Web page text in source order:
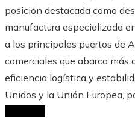
posición destacada como
manufactura especializada
a los principales puertos de
comerciales que abarca
eficiencia logística y
Unidos y la Unión Europea,